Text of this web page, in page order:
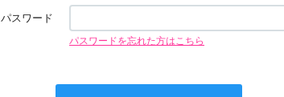
パスワード
パスワードを忘れた方はこちら